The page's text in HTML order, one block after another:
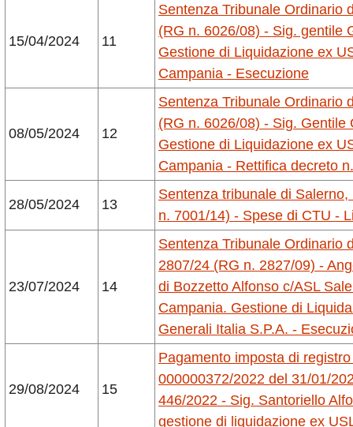
15/04/2024 11
Sentenza Tribunale Ordinario
(RG n. 6026/08) - Sig. gentile
Gestione di Liquidazione ex
Campania - Esecuzione
08/05/2024 12
Sentenza Tribunale Ordinario
(RG n. 6026/08) - Sig.
Gestione di Liquidazione ex
Campania - Rettifica decreto
28/05/2024 13
Sentenza tribunale di
n. 7001/14) - Spese di CTU -
23/07/2024 14
Sentenza Tribunale Ordinario
2807/24 (RG n. 2827/09) -
di Bozzetto Alfonso c/ASL
Campania. Gestione di
Generali Italia S.P.A. -
29/08/2024 15
Pagamento imposta di
000000372/2022 del 31/01/
446/2022 - Sig. Santoriello
gestione di liquidazione ex